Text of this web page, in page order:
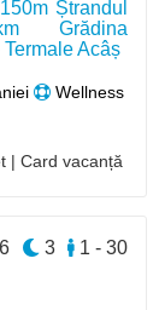
Ștrandul
Grădina
Acâș
Wellness
| Card vacanță
1 - 30
3